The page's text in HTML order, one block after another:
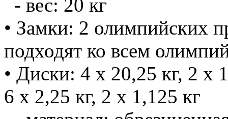
- вес: 20 кг
• Замки: 2 олимпийских
подходят ко всем
• Диски: 4 х 20,25 кг, 2 х
6 х 2,25 кг, 2 х 1,125 кг